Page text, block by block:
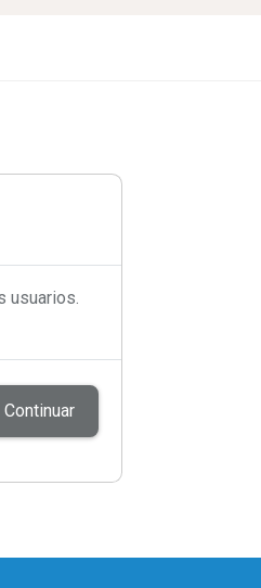
usuarios.
Continuar